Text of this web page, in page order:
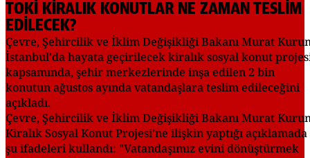
TOKİ KİRALIK KONUTLAR NE ZAMAN TESLİM
EDİLECEK?
Çevre, Şehircilik ve İklim Değişikliği Bakanı Murat
İstanbul'da hayata geçirilecek kiralık sosyal konut
kapsamında, şehir merkezlerinde inşa edilen 2 bin
konutun ağustos ayında vatandaşlara teslim edileceğini
açıkladı.
Çevre, Şehircilik ve İklim Değişikliği Bakanı Murat
Kiralık Sosyal Konut Projesi'ne ilişkin yaptığı açıklamada
şu ifadeleri kullandı: "Vatandaşımız evini dönüştürmek